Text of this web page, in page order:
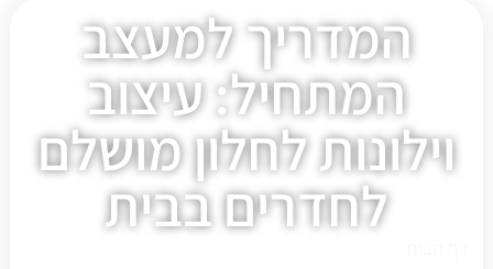
המדריך למעצב
המתחיל: עיצוב
וילונות לחלון מושלם
לחדרים בבית